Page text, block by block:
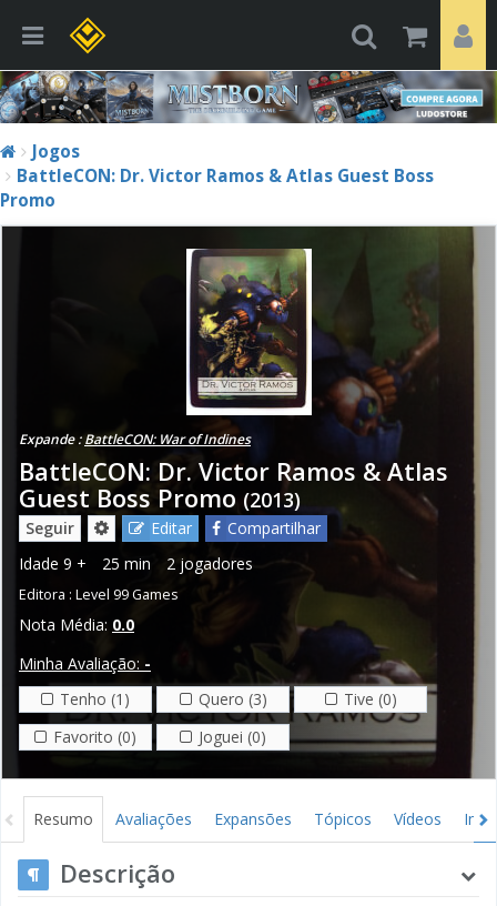
Jogos
BattleCON: Dr. Victor Ramos & Atlas Guest Boss
Promo
Expande :BattleCON: War of Indines
BattleCON: Dr. Victor Ramos & Atlas
Guest Boss Promo (2013)
Seguir Editar
Compartilhar
Idade 9 + 25 min 2 jogadores
Editora : Level 99 Games
Nota Média: 0.0
Minha Avaliação: -
Tenho (1)
Quero (3)
Tive (0)
Favorito (0)
Joguei (0)
Resumo Avaliações Expansões Tópicos Vídeos
Descrição